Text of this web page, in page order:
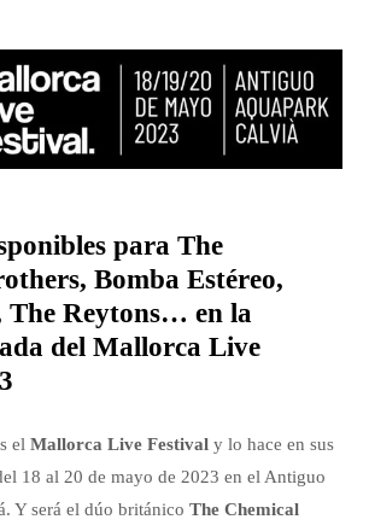
para The
Bomba Estéreo,
The Reytons… en la
del Mallorca Live
elMallorca Live Festival y lo hace en sus
18 al 20 de mayo de 2023 en el Antiguo
Y será el dúo británicoThe Chemical